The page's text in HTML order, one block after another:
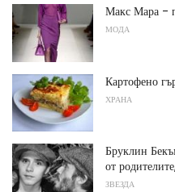
Макс Мара -
МОДА
Картофено
ХРАНА
Бруклин
от
ЗВЕЗДА